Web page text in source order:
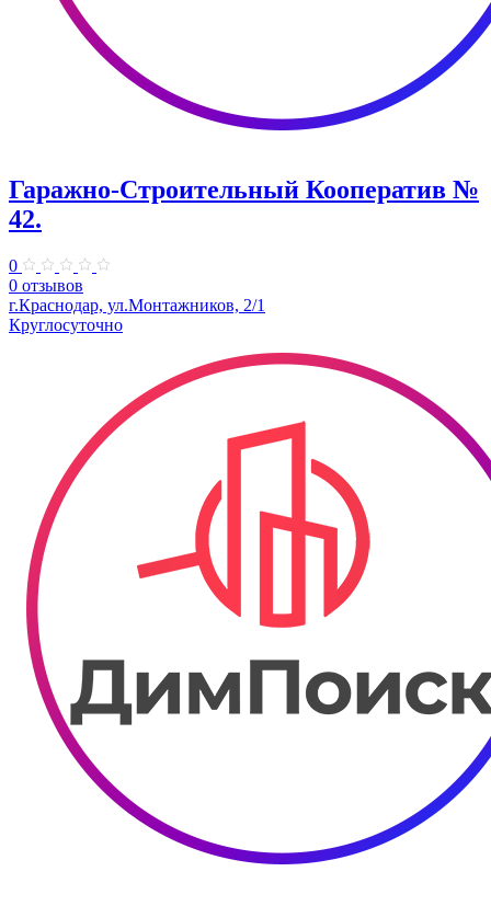
Гаражно-Строительный Кооператив №
42.
0
0 отзывов
г.Краснодар, ул.Монтажников, 2/1
Круглосуточно